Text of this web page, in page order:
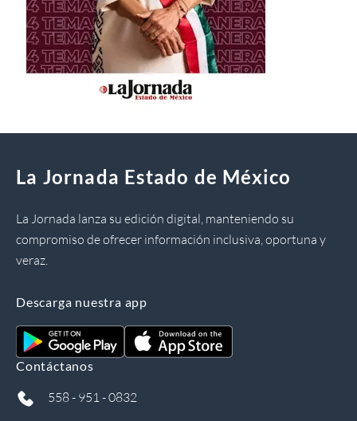
La Jornada Estado de México
La Jornada lanza su edición digital, manteniendo su
compromiso de ofrecer información inclusiva, oportuna y
veraz.
Descarga nuestra app
Contáctanos
558 - 951 - 0832